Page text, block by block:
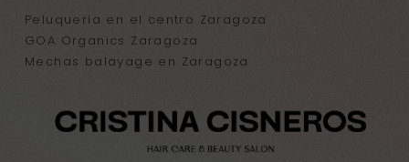
Peluquería en el centro Zaragoza
GOA Organics Zaragoza
Mechas balayage en Zaragoza